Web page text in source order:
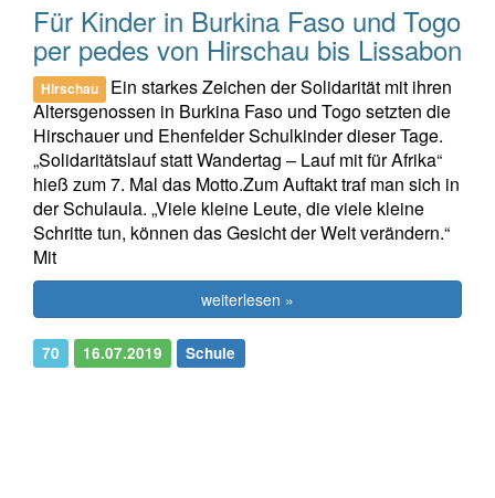
Für Kinder in Burkina Faso und Togo
per pedes von Hirschau bis Lissabon
Hirschau
Ein starkes Zeichen der Solidarität mit ihren
Altersgenossen in Burkina Faso und Togo setzten die
Hirschauer und Ehenfelder Schulkinder dieser Tage.
„Solidaritätslauf statt Wandertag – Lauf mit für Afrika“
hieß zum 7. Mal das Motto.Zum Auftakt traf man sich in
der Schulaula. „Viele kleine Leute, die viele kleine
Schritte tun, können das Gesicht der Welt verändern.“
Mit
weiterlesen »
70 16.07.2019 Schule